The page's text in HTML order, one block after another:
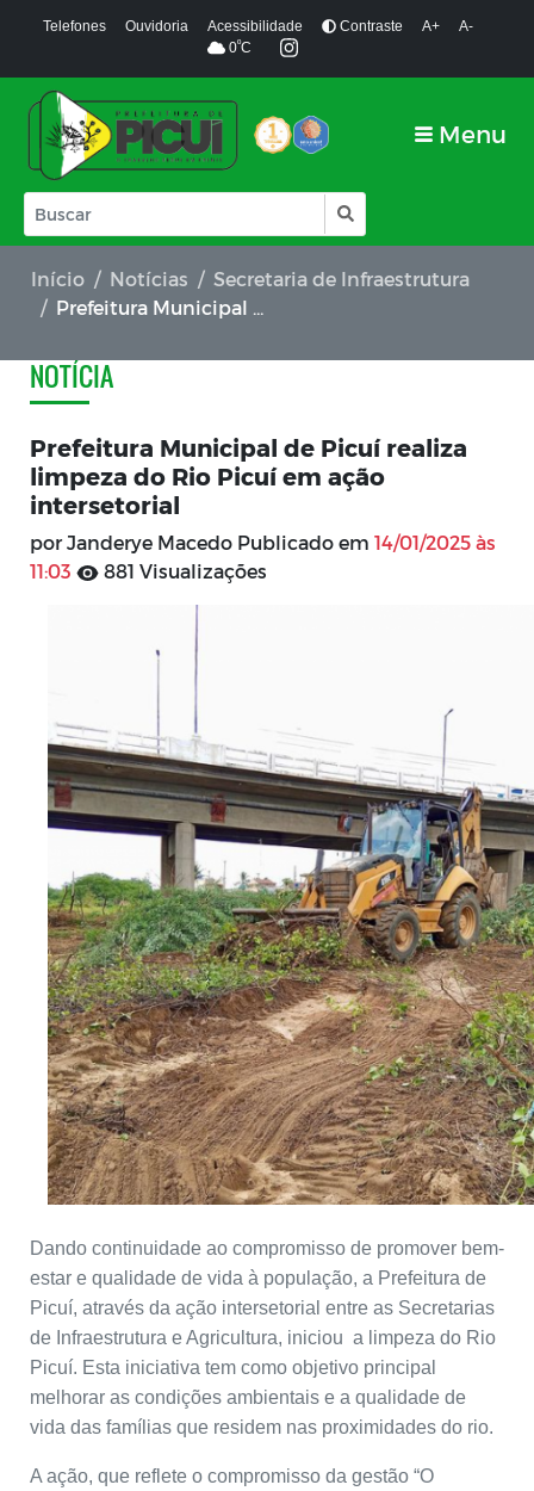
Telefones Ouvidoria Acessibilidade Contraste A+
A-
0ºC
Menu
Início Notícias
Secretaria de Infraestrutura
Prefeitura Municipal de Picuí realiza limpeza do Rio Picuí em ação intersetorial
NOTÍCIA
Prefeitura Municipal de Picuí realiza
limpeza do Rio Picuí em ação
intersetorial
por Janderye Macedo Publicado em 14/01/2025 às
11:03
881 Visualizações
Dando continuidade ao compromisso de promover bem-
estar e qualidade de vida à população, a Prefeitura de
Picuí, através da ação intersetorial entre as Secretarias
de Infraestrutura e Agricultura, iniciou a limpeza do Rio
Picuí. Esta iniciativa tem como objetivo principal
melhorar as condições ambientais e a qualidade de
vida das famílias que residem nas proximidades do rio.
A ação, que reflete o compromisso da gestão “O